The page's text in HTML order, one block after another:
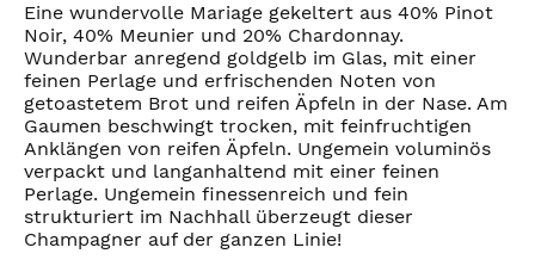
Eine wundervolle Mariage gekeltert aus 40% Pinot
Noir, 40% Meunier und 20% Chardonnay.
Wunderbar anregend goldgelb im Glas, mit einer
feinen Perlage und erfrischenden Noten von
getoastetem Brot und reifen Äpfeln in der Nase. Am
Gaumen beschwingt trocken, mit feinfruchtigen
Anklängen von reifen Äpfeln. Ungemein voluminös
verpackt und langanhaltend mit einer feinen
Perlage. Ungemein finessenreich und fein
strukturiert im Nachhall überzeugt dieser
Champagner auf der ganzen Linie!